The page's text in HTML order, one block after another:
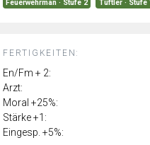
Feuerwehrman · Stufe 2 Tüftler · Stufe
FERTIGKEITEN:
En/Fm + 2:
Arzt:
Moral +25%:
Stärke +1:
Eingesp. +5%: